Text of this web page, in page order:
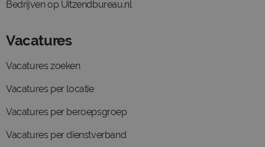
Bedrijven op Uitzendbureau.nl
Vacatures
Vacatures zoeken
Vacatures per locatie
Vacatures per beroepsgroep
Vacatures per dienstverband